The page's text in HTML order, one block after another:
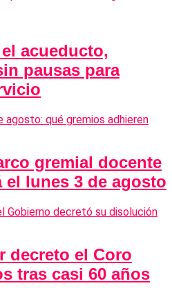
acueducto,
pausas para
gremial docente
el lunes 3 de agosto
decreto el Coro
tras casi 60 años